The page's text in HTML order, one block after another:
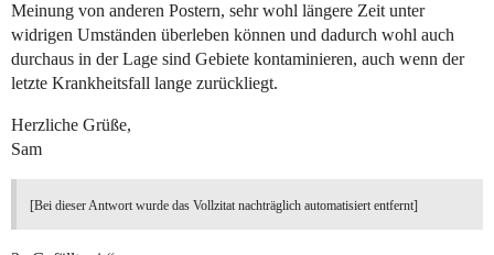
Meinung von anderen Postern, sehr wohl längere Zeit unter
widrigen Umständen überleben können und dadurch wohl auch
durchaus in der Lage sind Gebiete kontaminieren, auch wenn der
letzte Krankheitsfall lange zurückliegt.
Herzliche Grüße,
Sam
[Bei dieser Antwort wurde das Vollzitat nachträglich automatisiert entfernt]